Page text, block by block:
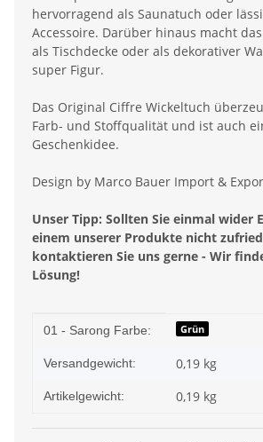
hervorragend als Saunatuch oder
Accessoire. Darüber hinaus macht
als Tischdecke oder als dekorativer
super Figur.
Das Original Ciffre Wickeltuch
Farb- und Stoffqualität und ist auch
Geschenkidee.
Design by Marco Bauer Import &
Unser Tipp: Sollten Sie einmal wider
einem unserer Produkte nicht
kontaktieren Sie uns gerne - Wir
Lösung!
Produkteigenschaft
Wert
01 - Sarong Farbe: Grün
Versandgewicht: 0,19 kg
Artikelgewicht: 0,19 kg